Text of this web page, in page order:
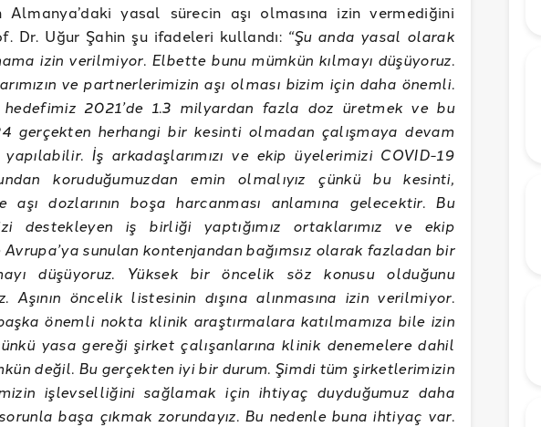
Almanya’daki yasal sürecin aşı olmasına izin vermediğini
Dr. Uğur Şahin şu ifadeleri kullandı: “Şu anda yasal olarak
izin verilmiyor. Elbette bunu mümkün kılmayı düşüyoruz.
ve partnerlerimizin aşı olması bizim için daha önemli.
hedefimiz 2021’de 1.3 milyardan fazla doz üretmek ve bu
gerçekten herhangi bir kesinti olmadan çalışmaya devam
İş arkadaşlarımızı ve ekip üyelerimizi COVID-19
koruduğumuzdan emin olmalıyız çünkü bu kesinti,
aşı dozlarının boşa harcanması anlamına gelecektir. Bu
destekleyen iş birliği yaptığımız ortaklarımız ve ekip
sunulan kontenjandan bağımsız olarak fazladan bir
düşüyoruz. Yüksek bir öncelik söz konusu olduğunu
Aşının öncelik listesinin dışına alınmasına izin verilmiyor.
önemli nokta klinik araştırmalara katılmamıza bile izin
yasa gereği şirket çalışanlarına klinik denemelere dahil
değil. Bu gerçekten iyi bir durum. Şimdi tüm şirketlerimizin
işlevselliğini sağlamak için ihtiyaç duyduğumuz daha
başa çıkmak zorundayız. Bu nedenle buna ihtiyaç var.